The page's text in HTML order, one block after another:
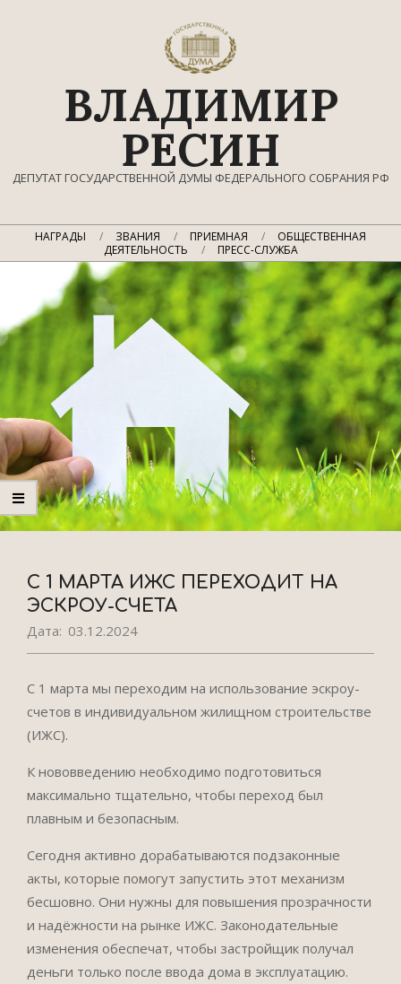
ВЛАДИМИР
РЕСИН
ДЕПУТАТ ГОСУДАРСТВЕННОЙ ДУМЫ ФЕДЕРАЛЬНОГО СОБРАНИЯ РФ
Главное
НАГРАДЫ ЗВАНИЯ ПРИЕМНАЯ
ОБЩЕСТВЕННАЯ
ДЕЯТЕЛЬНОСТЬ
ПРЕСС-СЛУЖБА
С 1 МАРТА ИЖС ПЕРЕХОДИТ НА
ЭСКРОУ-СЧЕТА
Дата: 03.12.2024
С 1 марта мы переходим на использование эскроу-
счетов в индивидуальном жилищном строительстве
(ИЖС).
К нововведению необходимо подготовиться
максимально тщательно, чтобы переход был
плавным и безопасным.
Сегодня активно дорабатываются подзаконные
акты, которые помогут запустить этот механизм
бесшовно. Они нужны для повышения прозрачности
и надёжности на рынке ИЖС. Законодательные
изменения обеспечат, чтобы застройщик получал
деньги только после ввода дома в эксплуатацию.